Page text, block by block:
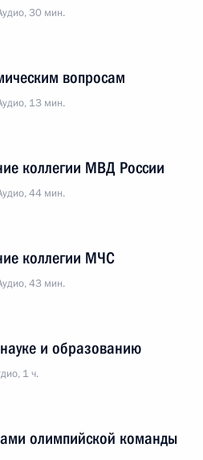
30 мин.
вопросам
13 мин.
коллегии МВД России
44 мин.
коллегии МЧС
43 мин.
и образованию
1 ч.
олимпийской команды